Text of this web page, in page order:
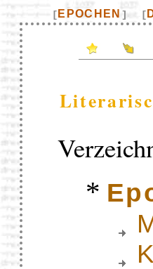
[ EPOCHEN ] [
*